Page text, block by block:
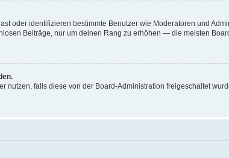
oder identifizieren bestimmte Benutzer wie Moderatoren und
Beiträge, nur um deinen Rang zu erhöhen — die meisten
falls diese von der Board-Administration freigeschaltet